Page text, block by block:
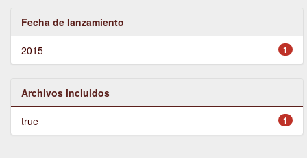
Fecha de lanzamiento
1
2015
Archivos incluidos
1
true